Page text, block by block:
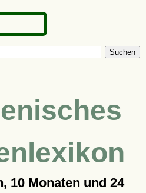
Suchen
10 Monaten und 24